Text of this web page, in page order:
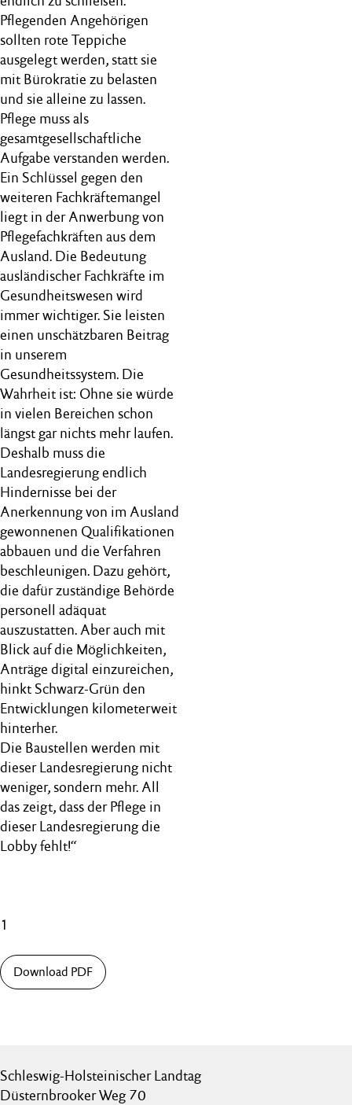
Pflegenden Angehörigen
sollten rote Teppiche
ausgelegt werden, statt sie
mit Bürokratie zu belasten
und sie alleine zu lassen.
Pflege muss als
gesamtgesellschaftliche
Aufgabe verstanden werden.
Ein Schlüssel gegen den
weiteren Fachkräftemangel
liegt in der Anwerbung von
Pflegefachkräften aus dem
Ausland. Die Bedeutung
ausländischer Fachkräfte im
Gesundheitswesen wird
immer wichtiger. Sie leisten
einen unschätzbaren Beitrag
in unserem
Gesundheitssystem. Die
Wahrheit ist: Ohne sie würde
in vielen Bereichen schon
längst gar nichts mehr laufen.
Deshalb muss die
Landesregierung endlich
Hindernisse bei der
Anerkennung von im Ausland
gewonnenen Qualifikationen
abbauen und die Verfahren
beschleunigen. Dazu gehört,
die dafür zuständige Behörde
personell adäquat
auszustatten. Aber auch mit
Blick auf die Möglichkeiten,
Anträge digital einzureichen,
hinkt Schwarz-Grün den
Entwicklungen kilometerweit
hinterher.
Die Baustellen werden mit
dieser Landesregierung nicht
weniger, sondern mehr. All
das zeigt, dass der Pflege in
dieser Landesregierung die
Lobby fehlt!“
1
Download PDF
Schleswig-Holsteinischer Landtag
Düsternbrooker Weg 70